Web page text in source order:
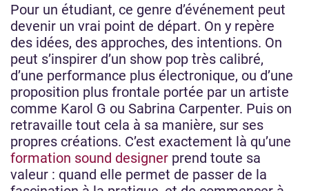
Pour un étudiant, ce genre d’événement peut
devenir un vrai point de départ. On y repère
des idées, des approches, des intentions. On
peut s’inspirer d’un show pop très calibré,
d’une performance plus électronique, ou d’une
proposition plus frontale portée par un artiste
comme Karol G ou Sabrina Carpenter. Puis on
retravaille tout cela à sa manière, sur ses
propres créations. C’est exactement là qu’une
formation sound designer prend toute sa
valeur : quand elle permet de passer de la